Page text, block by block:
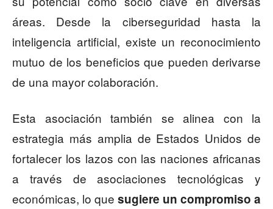
áreas. Desde la ciberseguridad hasta la
inteligencia artificial, existe un reconocimiento
mutuo de los beneficios que pueden derivarse
de una mayor colaboración.
Esta asociación también se alinea con la
estrategia más amplia de Estados Unidos de
fortalecer los lazos con las naciones africanas
a través de asociaciones tecnológicas y
económicas, lo que sugiere un compromiso a